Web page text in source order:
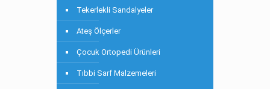
Tekerlekli Sandalyeler
Ateş Ölçerler
Çocuk Ortopedi Ürünleri
Tıbbi Sarf Malzemeleri